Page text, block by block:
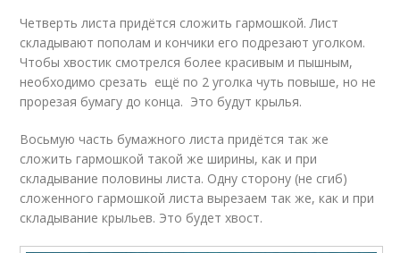
Четверть листа придётся сложить гармошкой. Лист
складывают пополам и кончики его подрезают уголком.
Чтобы хвостик смотрелся более красивым и пышным,
необходимо срезать ещё по 2 уголка чуть повыше, но не
прорезая бумагу до конца. Это будут крылья.
Восьмую часть бумажного листа придётся так же
сложить гармошкой такой же ширины, как и при
складывание половины листа. Одну сторону (не сгиб)
сложенного гармошкой листа вырезаем так же, как и при
складывание крыльев. Это будет хвост.